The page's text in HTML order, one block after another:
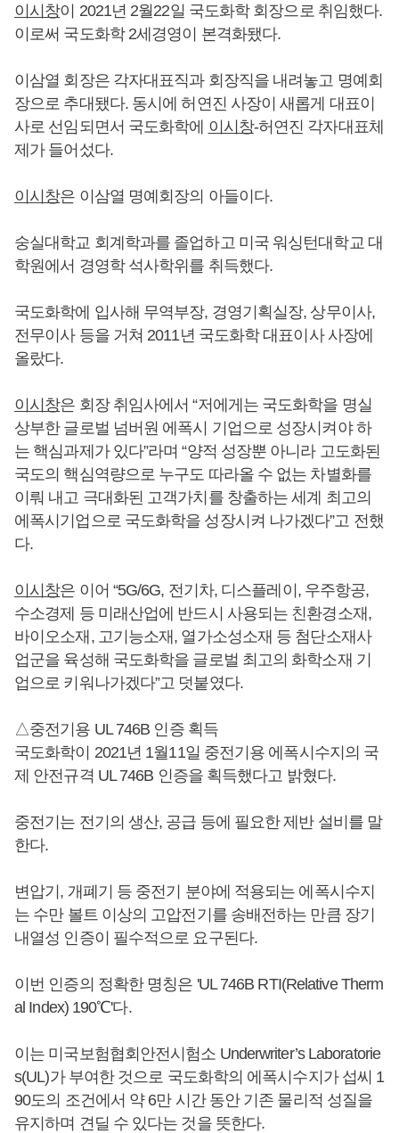
이시창이 2021년 2월22일 국도화학 회장으로 취임했다.
이로써 국도화학 2세경영이 본격화됐다.
이삼열 회장은 각자대표직과 회장직을 내려놓고 명예회
장으로 추대됐다. 동시에 허연진 사장이 새롭게 대표이
사로 선임되면서 국도화학에 이시창-허연진 각자대표체
제가 들어섰다.
이시창은 이삼열 명예회장의 아들이다.
숭실대학교 회계학과를 졸업하고 미국 워싱턴대학교 대
학원에서 경영학 석사학위를 취득했다.
국도화학에 입사해 무역부장, 경영기획실장, 상무이사,
전무이사 등을 거쳐 2011년 국도화학 대표이사 사장에
올랐다.
이시창은 회장 취임사에서 “저에게는 국도화학을 명실
상부한 글로벌 넘버원 에폭시 기업으로 성장시켜야 하
는 핵심과제가 있다”라며 “양적 성장뿐 아니라 고도화된
국도의 핵심역량으로 누구도 따라올 수 없는 차별화를
이뤄 내고 극대화된 고객가치를 창출하는 세계 최고의
에폭시기업으로 국도화학을 성장시켜 나가겠다”고 전했
다.
이시창은 이어 “5G/6G, 전기차, 디스플레이, 우주항공,
수소경제 등 미래산업에 반드시 사용되는 친환경소재,
바이오소재, 고기능소재, 열가소성소재 등 첨단소재사
업군을 육성해 국도화학을 글로벌 최고의 화학소재 기
업으로 키워나가겠다”고 덧붙였다.
△중전기용 UL 746B 인증 획득
국도화학이 2021년 1월11일 중전기용 에폭시수지의 국
제 안전규격 UL 746B 인증을 획득했다고 밝혔다.
중전기는 전기의 생산, 공급 등에 필요한 제반 설비를 말
한다.
변압기, 개폐기 등 중전기 분야에 적용되는 에폭시수지
는 수만 볼트 이상의 고압전기를 송배전하는 만큼 장기
내열성 인증이 필수적으로 요구된다.
이번 인증의 정확한 명칭은 'UL 746B RTI(Relative Therm
al Index) 190℃'다.
이는 미국보험협회안전시험소 Underwriter’s Laboratorie
s(UL)가 부여한 것으로 국도화학의 에폭시수지가 섭씨 1
90도의 조건에서 약 6만 시간 동안 기존 물리적 성질을
유지하며 견딜 수 있다는 것을 뜻한다.